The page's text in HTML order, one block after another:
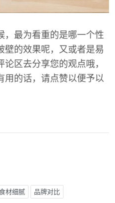
，最为看重的是哪一个性
壁的效果呢，又或者是易
区去分享您的观点哦，
用的话，请点赞以便予以
材细腻 品牌对比